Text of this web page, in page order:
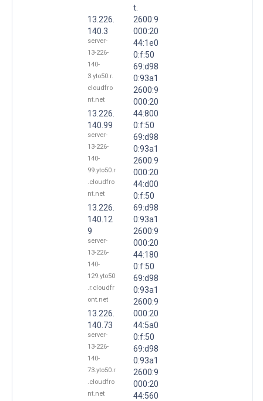
13.226.
140.3
server-
13-226-
140-
3.yto50.r.
cloudfro
nt.net
13.226.
140.99
server-
13-226-
140-
99.yto50.r
.cloudfro
nt.net
13.226.
140.12
9
server-
13-226-
140-
129.yto50
.r.cloudfr
ont.net
13.226.
140.73
server-
13-226-
140-
73.yto50.r
.cloudfro
nt.net
t.
2600:9
000:20
44:1e0
0:f:50
69:d98
0:93a1
2600:9
000:20
44:800
0:f:50
69:d98
0:93a1
2600:9
000:20
44:d00
0:f:50
69:d98
0:93a1
2600:9
000:20
44:180
0:f:50
69:d98
0:93a1
2600:9
000:20
44:5a0
0:f:50
69:d98
0:93a1
2600:9
000:20
44:560